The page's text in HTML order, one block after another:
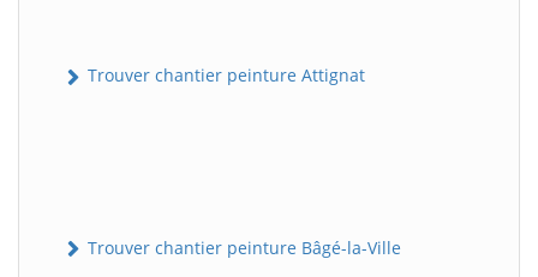
Trouver chantier peinture Attignat
Trouver chantier peinture Bâgé-la-Ville